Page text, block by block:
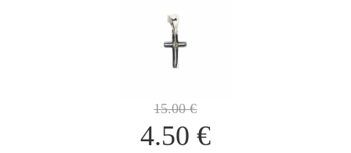
15.00€
4.50 €